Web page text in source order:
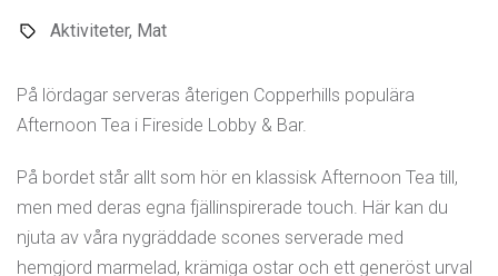
Aktiviteter, Mat
På lördagar serveras återigen Copperhills populära
Afternoon Tea i Fireside Lobby & Bar.
På bordet står allt som hör en klassisk Afternoon Tea till,
men med deras egna fjällinspirerade touch. Här kan du
njuta av våra nygräddade scones serverade med
hemgjord marmelad, krämiga ostar och ett generöst urval